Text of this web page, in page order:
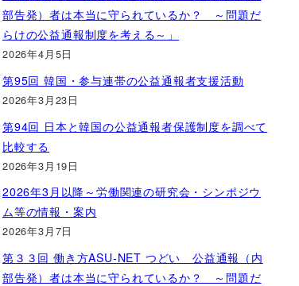
部告発）者は本当に守られているか？ ～問題だ
らけの公益通報制度を考える～」
2026年4月5日
第95回 韓国・参与連帯の公益通報者支援活動
2026年3月23日
第94回 日本と韓国の公益通報者保護制度を調べて
比較する
2026年3月19日
2026年3月以降～労働関連の研究会・シンポジウ
ム等の情報・案内
2026年3月7日
第３３回 働き方ASU-NET つどい 公益通報（内
部告発）者は本当に守られているか？ ～問題だ